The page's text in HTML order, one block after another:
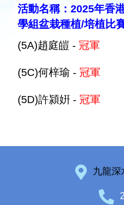
活動名稱：2025年香
學組盆栽種植/培植比
(5A)趙庭皚 - 冠軍
(5C)何梓瑜 - 冠軍
(5D)許潁姸 - 冠軍
九龍深